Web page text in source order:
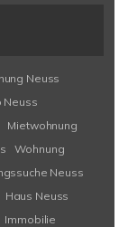
Neuss
Neuss
Mietwohnung
Wohnung
Neuss
Haus Neuss
Immobilie